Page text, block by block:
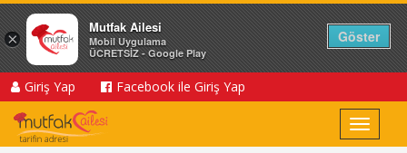
Giriş Yap Facebook ile Giriş Yap
Toggle
×
Mutfak Ailesi
Mobil Uygulama
ÜCRETSİZ - Google Play
Göster